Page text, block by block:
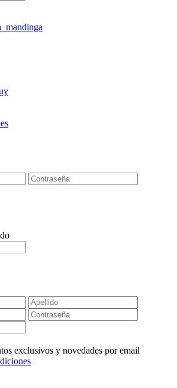
exclusivos y novedades por email